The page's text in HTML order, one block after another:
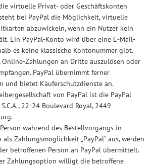
virtuelle Privat- oder Geschäftskonten
bei PayPal die Möglichkeit, virtuelle
abzuwickeln, wenn ein Nutzer kein
Ein PayPal-Konto wird über eine E-Mail-
es keine klassische Kontonummer gibt.
Online-Zahlungen an Dritte auszulösen oder
PayPal übernimmt ferner
und bietet Käuferschutzdienste an.
von PayPal ist die PayPal
22-24 Boulevard Royal, 2449
während des Bestellvorgangs in
Zahlungsmöglichkeit „PayPal“ aus, werden
betroffenen Person an PayPal übermittelt.
Zahlungsoption willigt die betroffene